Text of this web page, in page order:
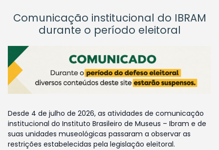
Comunicação institucional do IBRAM
durante o período eleitoral
Desde 4 de julho de 2026, as atividades de comunicação
institucional do Instituto Brasileiro de Museus – Ibram e de
suas unidades museológicas passaram a observar as
restrições estabelecidas pela legislação eleitoral.